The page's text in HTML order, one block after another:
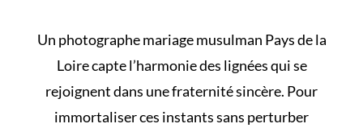
Un photographe mariage musulman Pays de la
Loire capte l’harmonie des lignées qui se
rejoignent dans une fraternité sincère. Pour
immortaliser ces instants sans perturber